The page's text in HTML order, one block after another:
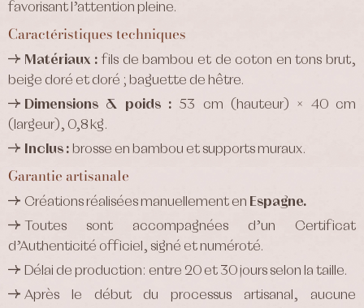
favorisant l’attention pleine.
Caractéristiques techniques
Matériaux : fils de bambou et de coton en tons brut,
beige doré et doré ; baguette de hêtre.
Dimensions & poids : 53 cm (hauteur) × 40 cm
(largeur), 0,8 kg.
Inclus : brosse en bambou et supports muraux.
Garantie artisanale
Créations réalisées manuellement en Espagne.
Toutes sont accompagnées d’un Certificat
d’Authenticité officiel, signé et numéroté.
Délai de production: entre 20 et 30 jours selon la taille.
Après le début du processus artisanal, aucune